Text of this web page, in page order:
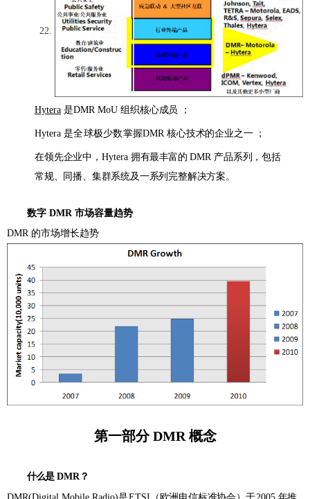
Hytera 是DMR MoU 组织核心成员 ；
Hytera 是全球极少数掌握DMR 核心技术的企业之一 ；
在领先企业中，Hytera 拥有最丰富的DMR 产品系列，包括
常规、同播、集群系统及一系列完整解决方案。
数字DMR市场容量趋势
DMR 的市场增长趋势
第一部分 DMR 概念
什么是 DMR ？